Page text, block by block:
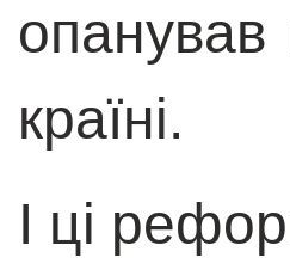
опанував
країні.
І ці